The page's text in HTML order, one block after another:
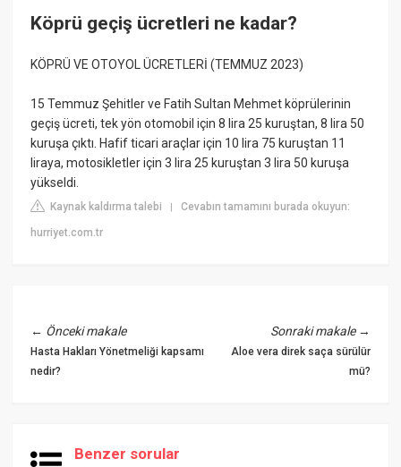
Köprü geçiş ücretleri ne kadar?
KÖPRÜ VE OTOYOL ÜCRETLERİ (TEMMUZ 2023)
15 Temmuz Şehitler ve Fatih Sultan Mehmet köprülerinin
geçiş ücreti, tek yön otomobil için 8 lira 25 kuruştan, 8 lira 50
kuruşa çıktı. Hafif ticari araçlar için 10 lira 75 kuruştan 11
liraya, motosikletler için 3 lira 25 kuruştan 3 lira 50 kuruşa
yükseldi.
Kaynak kaldırma talebi |Cevabın tamamını burada okuyun:
hurriyet.com.tr
← Önceki makale
Hasta Hakları Yönetmeliği kapsamı
nedir?
Sonraki makale→
Aloe vera direk saça sürülür
mü?
Benzer sorular